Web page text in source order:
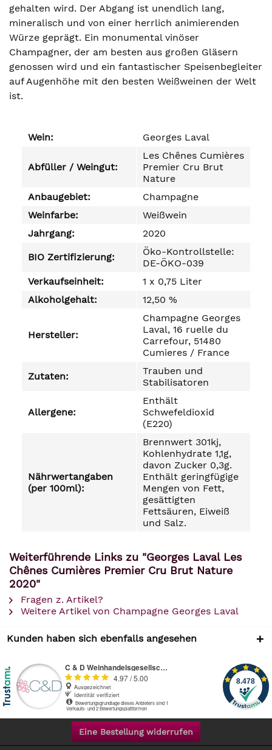
gehalten wird. Der Abgang ist unendlich lang,
mineralisch und von einer herrlich animierenden
Würze geprägt. Ein monumental vinöser
Champagner, der am besten aus großen Gläsern
genossen wird und ein fantastischer Speisenbegleiter
auf Augenhöhe mit den besten Weißweinen der Welt
ist.
Wein: Georges Laval
Abfüller / Weingut:
Les Chênes Cumières
Premier Cru Brut
Nature
Anbaugebiet:
Champagne
Weinfarbe:
Weißwein
Jahrgang:
2020
BIO Zertifizierung:
Öko-Kontrollstelle:
DE-ÖKO-039
Verkaufseinheit:
1 x 0,75 Liter
Alkoholgehalt:
12,50 %
Hersteller:
Champagne Georges
Laval, 16 ruelle du
Carrefour, 51480
Cumieres / France
Zutaten:
Trauben und
Stabilisatoren
Allergene:
Enthält
Schwefeldioxid
(E220)
Nährwertangaben
(per 100ml):
Brennwert 301kj,
Kohlenhydrate 1,1g,
davon Zucker 0,3g.
Enthält geringfügige
Mengen von Fett,
gesättigten
Fettsäuren, Eiweiß
und Salz.
Weiterführende Links zu "Georges Laval Les
Chênes Cumières Premier Cru Brut Nature
2020"
Fragen z. Artikel?
Weitere Artikel von Champagne Georges Laval
Kunden haben sich ebenfalls angesehen
Eine Bestellung widerrufen